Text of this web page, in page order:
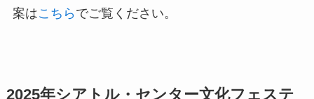
案はこちら でご覧ください。
2025年シアトル・センター文化フェステ